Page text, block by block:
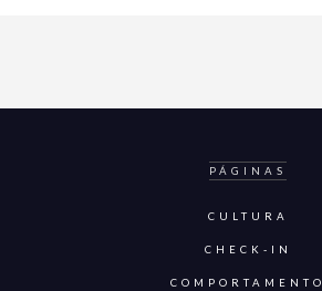
PÁGINAS
CULTURA
CHECK-IN
COMPORTAMENTO